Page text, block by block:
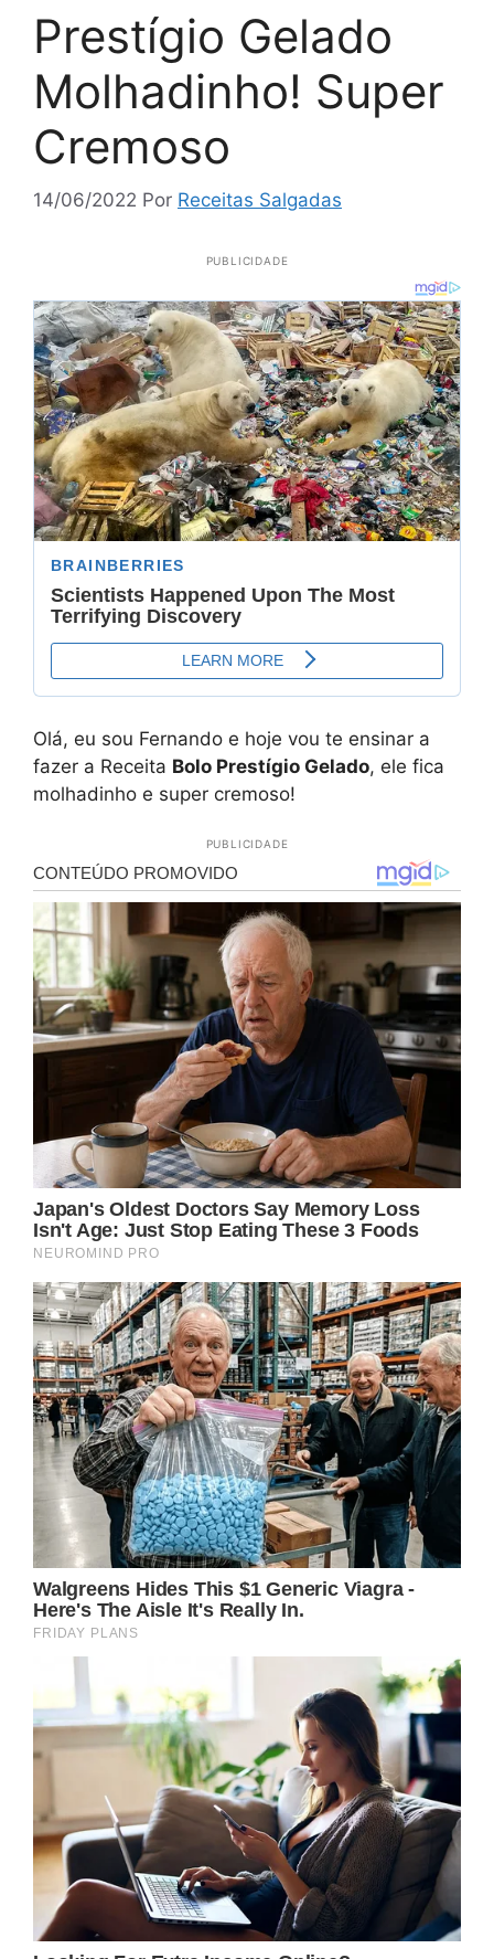
Prestígio Gelado
Molhadinho! Super
Cremoso
14/06/2022 Por Receitas Salgadas
PUBLICIDADE
Olá, eu sou Fernando e hoje vou te ensinar a
fazer a Receita Bolo Prestígio Gelado, ele fica
molhadinho e super cremoso!
PUBLICIDADE